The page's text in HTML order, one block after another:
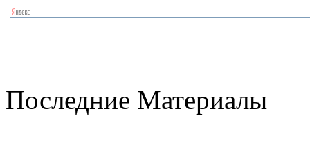
Последние Материалы